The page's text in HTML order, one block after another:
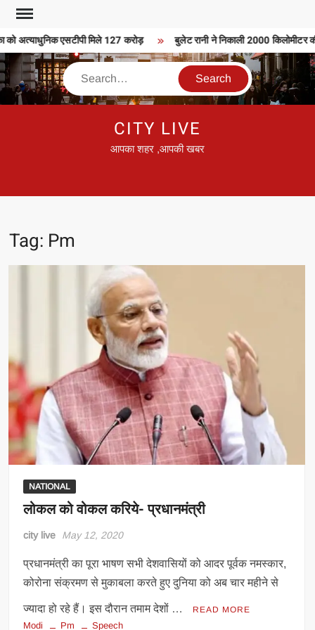
Skip
content
को अत्याधुनिक एसटीपी मिले 127 करोड़ बुलेट रानी ने निकाली 2000 किलोमीटर
Search
CITY LIVE
आपका शहर ,आपकी खबर
Tag: Pm
NATIONAL
लोकल को वोकल करिये- प्रधानमंत्री
city live May 12, 2020
प्रधानमंत्री का पूरा भाषण सभी देशवासियों को आदर पूर्वक नमस्कार,
कोरोना संक्रमण से मुकाबला करते हुए दुनिया को अब चार महीने से
ज्यादा हो रहे हैं। इस दौरान तमाम देशों … READ MORE
Modi Pm Speech